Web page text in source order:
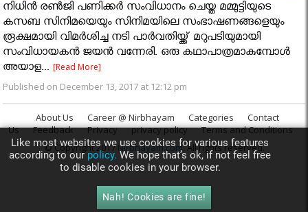
നിധിന്‍ രണ്‍ജി പണിക്കര്‍ സംവിധാനം ചെയ്ത മമ്മുട്ടിയുടെ
കസബ സിനിമയെയും സിനിമയിലെ സംഭാഷണങ്ങളെയും
രൂക്ഷമായി വിമര്‍ശിച്ച നടി പാര്‍വതിയ്ക്ക് മറുപടിയുമായി
സംവിധായകന്‍ ജയന്‍ വന്നേരി. ഒരു കഥാപാത്രമാകുമ്പോൾ
അയാള...[Read More]
Published on December 13, 2017 at 12:12 pm
About Us Career @ Nirbhayam Categories
Contact
Us
Feedback Privacy privacy policy
Terms and Conditions
© Copyright 2017Nirbhayam.com. All rights reserved.
Like most websites we use cookies for various features
according to ourpolicy.We hope that’s ok, if not feel free
to disable cookies in your browser.
Nah! Cookies are fine!